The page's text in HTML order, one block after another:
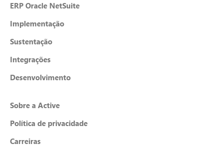
ERP Oracle NetSuite
Implementação
Sustentação
Integrações
Desenvolvimento
Sobre a Active
Política de privacidade
Carreiras